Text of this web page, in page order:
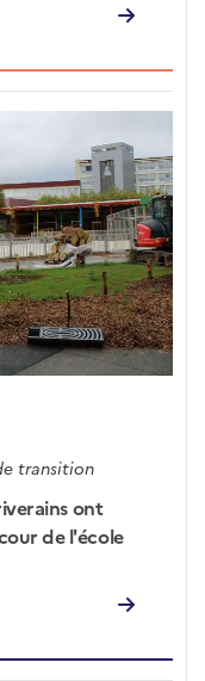
transition
ont
de l'école